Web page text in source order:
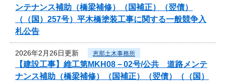
ンテナンス補助（橋梁補修）（国補正）（翌債）
（（国）257号）平木橋塗装工事に関する一般競争入
札公告
2026年2月26日更新 恵那土木事務所
【建設工事】維工第MKH08－02号/公共 道路メンテ
ナンス補助（橋梁補修）（国補正）（翌債）（（国）